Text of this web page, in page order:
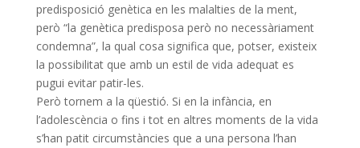
predisposició genètica en les malalties de la ment,
però “la genètica predisposa però no necessàriament
condemna”, la qual cosa significa que, potser, existeix
la possibilitat que amb un estil de vida adequat es
pugui evitar patir-les.
Però tornem a la qüestió. Si en la infància, en
l’adolescència o fins i tot en altres moments de la vida
s’han patit circumstàncies que a una persona l’han